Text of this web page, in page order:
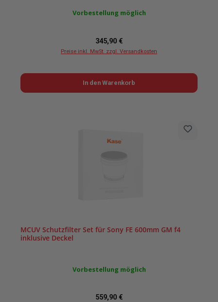
Vorbestellung möglich
Regulärer Preis:
345,90 €
Preise inkl. MwSt. zzgl. Versandkosten
In den Warenkorb
MCUV Schutzfilter Set für Sony FE 600mm GM f4
inklusive Deckel
Vorbestellung möglich
Regulärer Preis:
559,90 €